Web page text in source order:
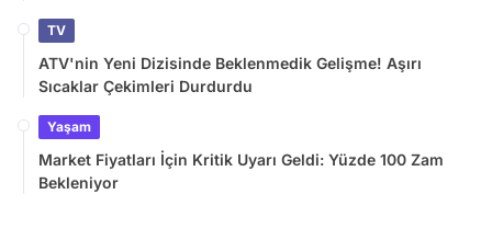
TV
ATV'nin Yeni Dizisinde Beklenmedik Gelişme! Aşırı
Sıcaklar Çekimleri Durdurdu
Yaşam
Market Fiyatları İçin Kritik Uyarı Geldi: Yüzde 100 Zam
Bekleniyor